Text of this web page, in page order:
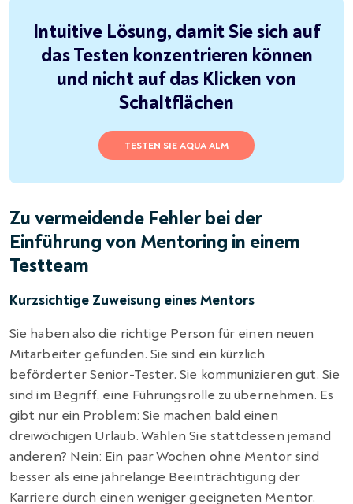
Intuitive Lösung, damit Sie sich auf
das Testen konzentrieren können
und nicht auf das Klicken von
Schaltflächen
TESTEN SIE AQUA ALM
Zu vermeidende Fehler bei der
Einführung von Mentoring in einem
Testteam
Kurzsichtige Zuweisung eines Mentors
Sie haben also die richtige Person für einen neuen
Mitarbeiter gefunden. Sie sind ein kürzlich
beförderter Senior-Tester. Sie kommunizieren gut. Sie
sind im Begriff, eine Führungsrolle zu übernehmen. Es
gibt nur ein Problem: Sie machen bald einen
dreiwöchigen Urlaub. Wählen Sie stattdessen jemand
anderen? Nein: Ein paar Wochen ohne Mentor sind
besser als eine jahrelange Beeinträchtigung der
Karriere durch einen weniger geeigneten Mentor.